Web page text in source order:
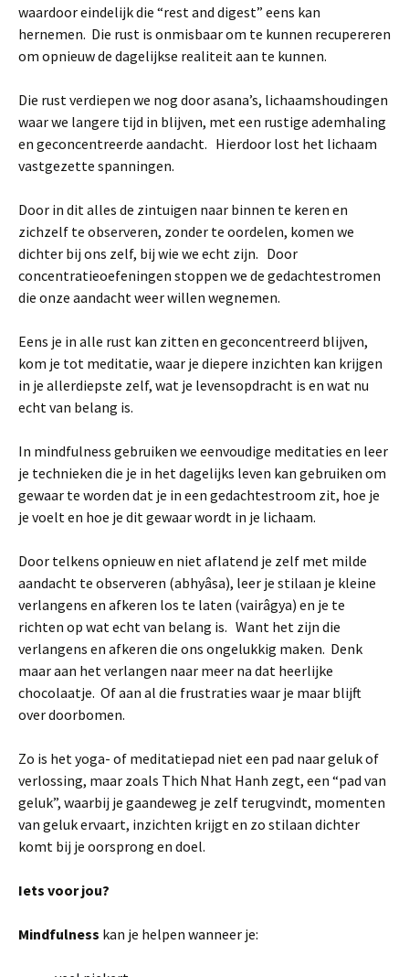
waardoor eindelijk die “rest and digest” eens kan
hernemen. Die rust is onmisbaar om te kunnen recupereren
om opnieuw de dagelijkse realiteit aan te kunnen.
Die rust verdiepen we nog door asana’s, lichaamshoudingen
waar we langere tijd in blijven, met een rustige ademhaling
en geconcentreerde aandacht. Hierdoor lost het lichaam
vastgezette spanningen.
Door in dit alles de zintuigen naar binnen te keren en
zichzelf te observeren, zonder te oordelen, komen we
dichter bij ons zelf, bij wie we echt zijn. Door
concentratieoefeningen stoppen we de gedachtestromen
die onze aandacht weer willen wegnemen.
Eens je in alle rust kan zitten en geconcentreerd blijven,
kom je tot meditatie, waar je diepere inzichten kan krijgen
in je allerdiepste zelf, wat je levensopdracht is en wat nu
echt van belang is.
In mindfulness gebruiken we eenvoudige meditaties en leer
je technieken die je in het dagelijks leven kan gebruiken om
gewaar te worden dat je in een gedachtestroom zit, hoe je
je voelt en hoe je dit gewaar wordt in je lichaam.
Door telkens opnieuw en niet aflatend je zelf met milde
aandacht te observeren (abhyâsa), leer je stilaan je kleine
verlangens en afkeren los te laten (vairâgya) en je te
richten op wat echt van belang is. Want het zijn die
verlangens en afkeren die ons ongelukkig maken. Denk
maar aan het verlangen naar meer na dat heerlijke
chocolaatje. Of aan al die frustraties waar je maar blijft
over doorbomen.
Zo is het yoga- of meditatiepad niet een pad naar geluk of
verlossing, maar zoals Thich Nhat Hanh zegt, een “pad van
geluk”, waarbij je gaandeweg je zelf terugvindt, momenten
van geluk ervaart, inzichten krijgt en zo stilaan dichter
komt bij je oorsprong en doel.
Iets voor jou?
Mindfulness kan je helpen wanneer je: